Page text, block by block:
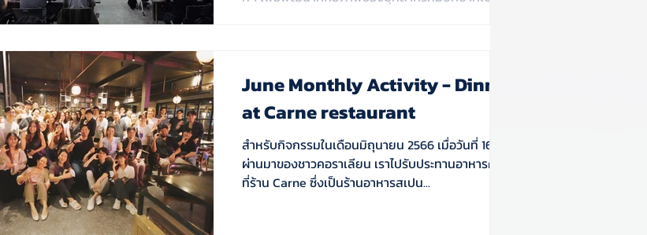
June Monthly Activity - Dinner
at Carne restaurant
สำหรับกิจกรรมในเดือนมิถุนายน 2566 เมื่อวันที่ 16 ที่
ผ่านมาของชาวคอราเลียน เราไปรับประทานอาหารค่ำกัน
ที่ร้าน Carne ซึ่งเป็นร้านอาหารสเปน...